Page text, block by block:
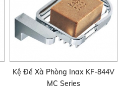
Kệ Để Xà Phòng Inax KF-844V
MC Series